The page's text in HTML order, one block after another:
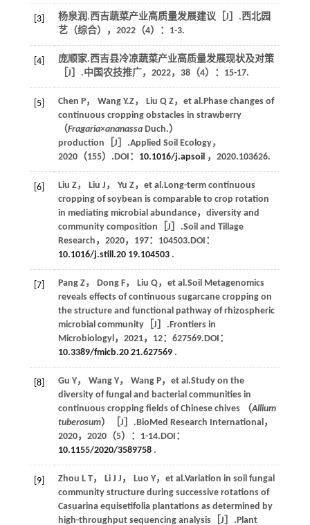
[3] 杨泉润.西吉蔬菜产业高质量发展建议［J］.西北园
艺（综合）
， 2022（4）：1-3.
[4]
庞顺家.西吉县冷凉蔬菜产业高质量发展现状及对策
［J］.中国农技推广 ， 2022， 38（4）：15-17.
[5] Chen P， Wang Y.Z， Liu Q Z， et al.Phase changes of
continuous cropping obstacles in strawberry
（Fragaria×ananassaDuch.）
production［J］.Applied Soil Ecology，
2020（155）.DOI： 10.1016/j.apsoil， 2020.103626.
[6] Liu Z， Liu J ， Yu Z， et al.Long-term continuous
cropping of soybean is comparable to crop rotation
in mediating microbial abundance，diversity and
community composition［J］.Soil and Tillage
Research ， 2020， 197：104503.DOI：
10.1016/j.still.20 19.104503.
[7] Pang Z， Dong F， Liu Q， et al.Soil Metagenomics
reveals effects of continuous sugarcane cropping on
the structure and functional pathway of rhizospheric
microbial community［J］.Frontiers in
Microbiologyl， 2021， 12：627569.DOI：
10.3389/fmicb.20 21.627569.
[8] Gu Y， Wang Y， Wang P， et al.Study on the
diversity of fungal and bacterial communities in
continuous cropping fields of Chinese chives （Allium
tuberosum）［J］.BioMed Research International，
2020， 2020（5）：1-14.DOI：
10.1155/2020/3589758.
[9] Zhou L T， Li J J ， Luo Y， et al.Variation in soil fungal
community structure during successive rotations of
Casuarina equisetifolia plantations as determined by
high-throughput sequencing analysis［J］.Plant